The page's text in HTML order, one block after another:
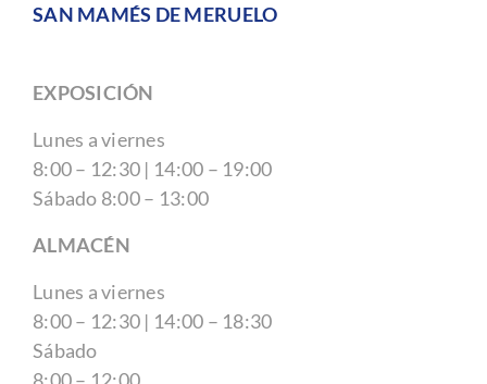
SAN MAMÉS DE MERUELO
EXPOSICIÓN
Lunes a viernes
8:00 – 12:30 | 14:00 – 19:00
Sábado 8:00 – 13:00
ALMACÉN
Lunes a viernes
8:00 – 12:30 | 14:00 – 18:30
Sábado
8:00 – 12:00